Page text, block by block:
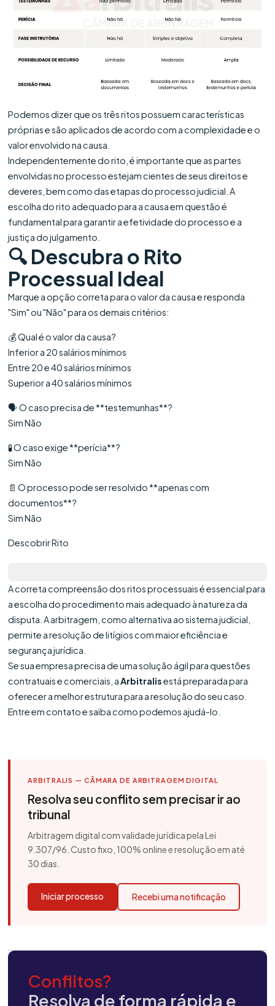
Podemos dizer que os três ritos possuem características
próprias e são aplicados de acordo com a complexidade e o
valor envolvido na causa.
Independentemente do rito, é importante que as partes
envolvidas no processo estejam cientes de seus direitos e
deveres, bem como das etapas do processo judicial. A
escolha do rito adequado para a causa em questão é
fundamental para garantir a efetividade do processo e a
justiça do julgamento.
🔍 Descubra o Rito
Processual Ideal
Marque a opção correta para o valor da causa e responda
"Sim" ou "Não" para os demais critérios:
💰 Qual é o valor da causa?
Inferior a 20 salários mínimos
Entre 20 e 40 salários mínimos
Superior a 40 salários mínimos
🗣️ O caso precisa de **testemunhas**?
Sim Não
🧪 O caso exige **perícia**?
Sim Não
📄 O processo pode ser resolvido **apenas com
documentos**?
Sim Não
Descobrir Rito
A correta compreensão dos ritos processuais é essencial para
a escolha do procedimento mais adequado à natureza da
disputa. A arbitragem, como alternativa ao sistema judicial,
permite a resolução de litígios com maior eficiência e
segurança jurídica.
Se sua empresa precisa de uma solução ágil para questões
contratuais e comerciais, aArbitralisestá preparada para
oferecer a melhor estrutura para a resolução do seu caso.
Entre em contato e saiba como podemos ajudá-lo.
ARBITRALIS — CÂMARA DE ARBITRAGEM DIGITAL
Resolva seu conflito sem precisar ir ao
tribunal
Arbitragem digital com validade jurídica pela Lei
9.307/96. Custo fixo, 100% online e resolução em até
30 dias.
Iniciar processo Recebi uma notificação
Conflitos?
Resolva de forma rápida e